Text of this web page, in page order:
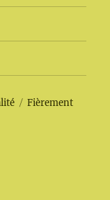
Fièrement